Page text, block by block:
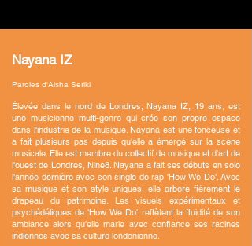
Nayana IZ
Paroles d'Aisha Seriki
Élevée dans le nord de Londres, Nayana IZ, 19 ans, est
une musicienne multi-genre qui crée son propre espace
dans l'industrie de la musique. Nayana est une fonceuse et
a fait plusieurs pas depuis qu'elle a émergé sur la scène
musicale. Elle est membre du collectif de musique et d'art de
l'ouest de Londres, Nine8. Nayana a fait ses débuts en solo
l'année dernière avec son single de rap 'How We Do'. Avec
sa musique et son style uniques, elle arbore fièrement le
drapeau du patrimoine. Les visuels expérimentaux et
psychédéliques de 'How We Do' reflètent la fluidité de son
ambiance alors qu'elle marie avec confiance ses racines
indiennes avec sa culture londonienne.